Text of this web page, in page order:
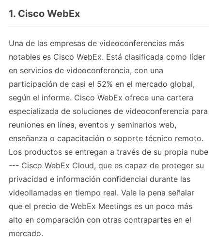
1. Cisco WebEx
Una de las empresas de videoconferencias más
notables es Cisco WebEx. Está clasificada como líder
en servicios de videoconferencia, con una
participación de casi el 52% en el mercado global,
según el informe. Cisco WebEx ofrece una cartera
especializada de soluciones de videoconferencia para
reuniones en línea, eventos y seminarios web,
enseñanza o capacitación o soporte técnico remoto.
Los productos se entregan a través de su propia nube
--- Cisco WebEx Cloud, que es capaz de proteger su
privacidad e información confidencial durante las
videollamadas en tiempo real. Vale la pena señalar
que el precio de WebEx Meetings es un poco más
alto en comparación con otras contrapartes en el
mercado.